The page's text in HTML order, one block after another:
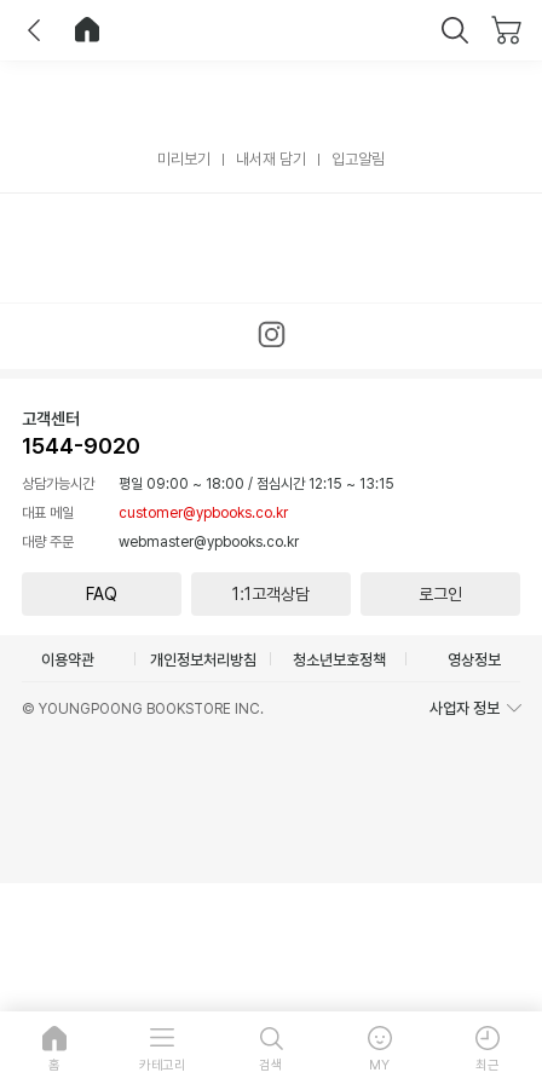
미리보기 내서재 담기 입고알림
고객센터
1544-9020
상담가능시간 평일 09:00 ~ 18:00 / 점심시간 12:15 ~ 13:15
대표 메일
customer@ypbooks.co.kr
대량 주문
webmaster@ypbooks.co.kr
FAQ 1:1고객상담 로그인
이용약관 개인정보처리방침 청소년보호정책 영상정보
© YOUNGPOONG BOOKSTORE INC. 사업자 정보
홈 카테고리 검색 MY 최근